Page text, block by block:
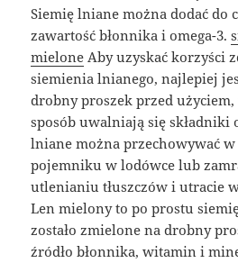
Siemię lniane można dodać do
zawartość błonnika i omega-3.
mielone Aby uzyskać korzyści
siemienia lnianego, najlepiej
drobny proszek przed
sposób uwalniają się składniki
lniane można przechowywać
pojemniku w lodówce lub
utlenianiu tłuszczów i utracie
Len mielony to po prostu
zostało zmielone na drobny
źródło błonnika, witamin i